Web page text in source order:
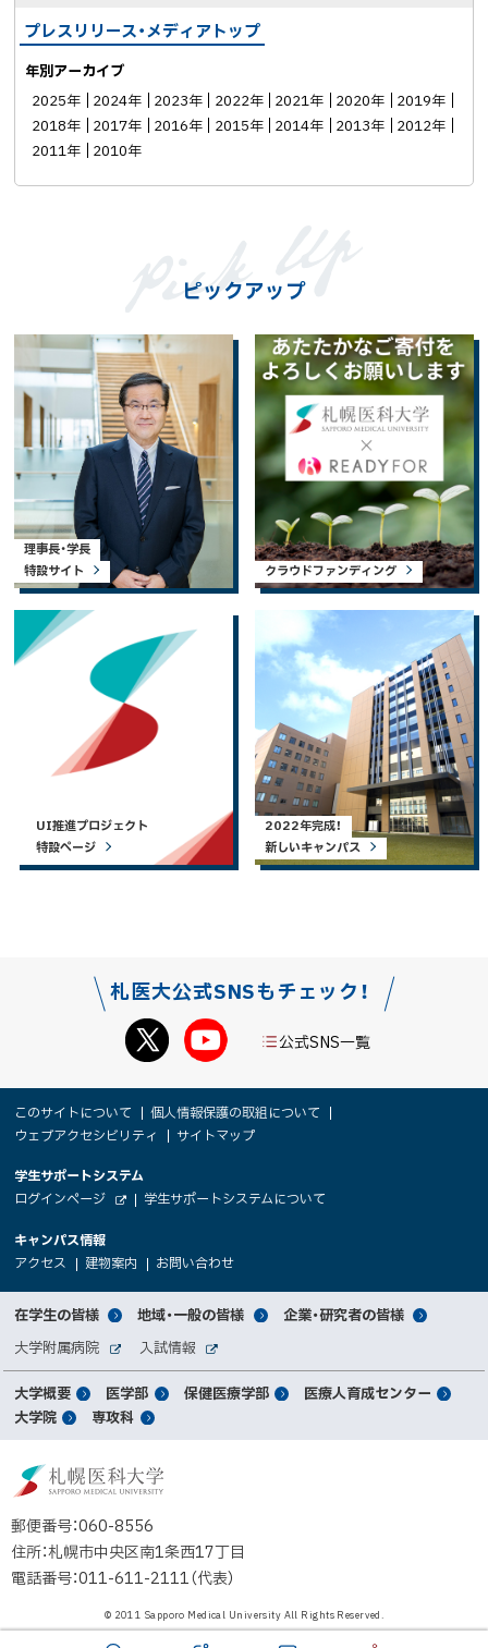
プレスリリース・メディアトップ
年別アーカイブ
2025年
2024年 2023年 2022年 2021年 2020年
2019年
2018年
2017年 2016年 2015年 2014年 2013年
2012年
2011年
2010年
ピックアップ
理事長・学長
特設サイト
クラウドファンディング
UI推進プロジェクト
特設ページ
2022年完成！
新しいキャンパス
札医大公式SNSもチェック！
公式SNS一覧
サ
イ
ト
報
このサイトについて
個人情報保護の取組について
ウェブアクセシビリティ
サイトマップ
大
学
関
者
向
け
学生サポートシステム
ログインページ
イ
ト
（
新
ィ
ド
ウ
で
開
き
ま
す
学生サポートシステムについて
キャンパス情報
アクセス
（
新
規
ウ
ィ
ン
ド
ウ
で
開
き
ま
）
建物案内
（
新
規
ウ
ィ
ン
ド
ウ
で
き
ま
）
お問い合わせ
規
ウ
ィ
ウ
で
ま
サ
イ
ト
マ
プ
対
象
者
別
メ
ュ
ー
在学生の皆様 地域・一般の皆様 企業・研究者の皆様
関
連
サ
大学附属病院
サ
イ
ト
入試情報
サ
メ
イ
メ
ュ
ー
大学概要 医学部 保健医療学部
医療人育成センター
大学院
専攻科
立
大
法
郵便番号：060-8556
住所：札幌市中央区南1条西17丁目
電話番号：011-611-2111（代表）
© 2011 Sapporo Medical University All Rights Reserved.